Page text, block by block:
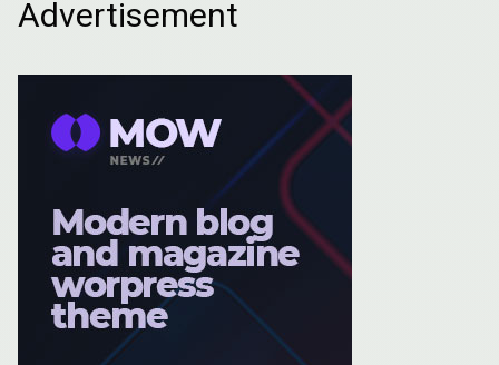
Advertisement